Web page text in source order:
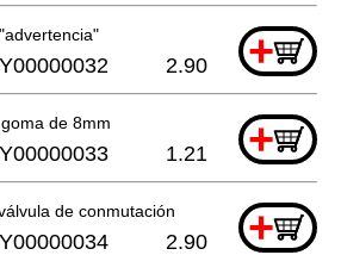
+
2.90
de 8mm +
1.21
de conmutación +
2.90